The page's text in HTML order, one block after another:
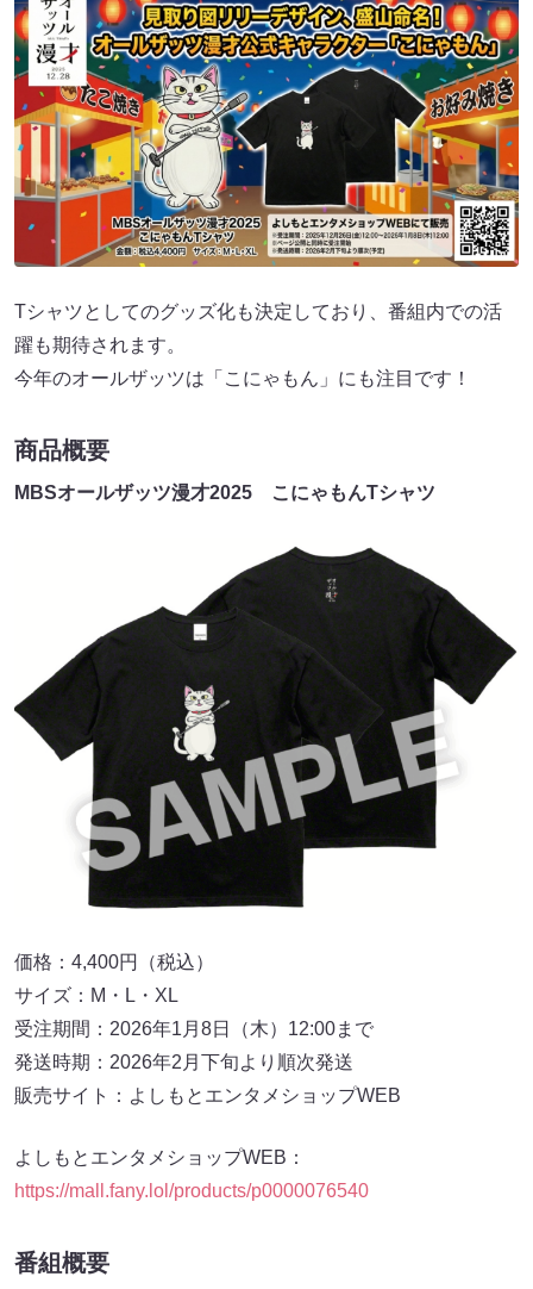
Tシャツとしてのグッズ化も決定しており、番組内での活
躍も期待されます。
今年のオールザッツは「こにゃもん」にも注目です！
商品概要
MBSオールザッツ漫才2025 こにゃもんTシャツ
価格：4,400円（税込）
サイズ：M・L・XL
受注期間：2026年1月8日（木）12:00まで
発送時期：2026年2月下旬より順次発送
販売サイト：よしもとエンタメショップWEB
よしもとエンタメショップWEB：
https://mall.fany.lol/products/p0000076540
番組概要